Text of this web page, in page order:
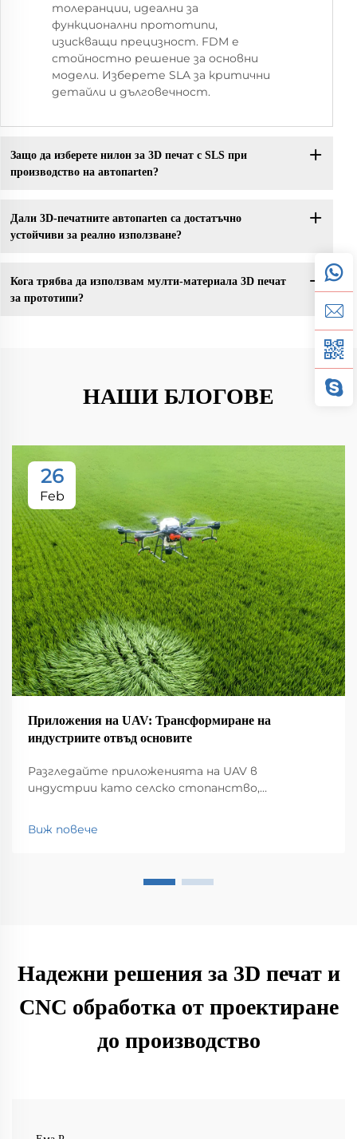
толеранции, идеални за
функционални прототипи,
изискващи прецизност. FDM е
стойностно решение за основни
модели. Изберете SLA за критични
детайли и дълговечност.
Защо да изберете нилон за 3D печат с SLS при
производство на автопarten?
Дали 3D-печатните автопarten са достатъчно
устойчиви за реално използване?
Кога трябва да използвам мулти-материала 3D печат
за прототипи?
НАШИ БЛОГОВЕ
26
Feb
Приложения на UAV: Трансформиране на
индустриите отвъд основите
Разгледайте приложенията на UAV в
индустрии като селско стопанство,
среда, логистика и обществена безопасност.
Открийте влиянието им върху
Виж повече
Надежни решения за 3D печат и
CNC обработка от проектиране
до производство